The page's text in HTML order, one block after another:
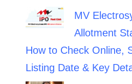
MV
Allotment
How to Check Online,
Listing Date & Key